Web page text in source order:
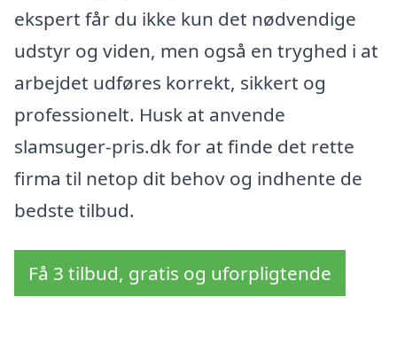
ekspert får du ikke kun det nødvendige
udstyr og viden, men også en tryghed i at
arbejdet udføres korrekt, sikkert og
professionelt. Husk at anvende
slamsuger-pris.dk for at finde det rette
firma til netop dit behov og indhente de
bedste tilbud.
Få 3 tilbud, gratis og uforpligtende